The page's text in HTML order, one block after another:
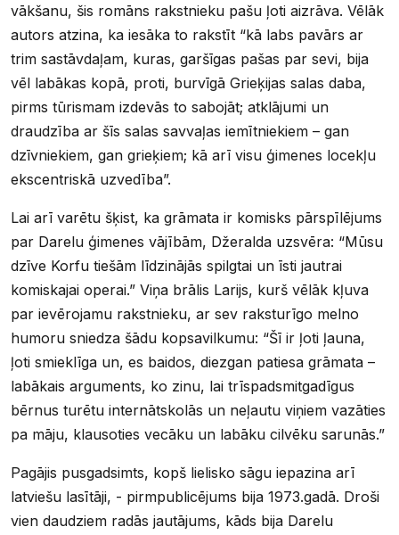
vākšanu, šis romāns rakstnieku pašu ļoti aizrāva. Vēlāk
autors atzina, ka iesāka to rakstīt “kā labs pavārs ar
trim sastāvdaļam, kuras, garšīgas pašas par sevi, bija
vēl labākas kopā, proti, burvīgā Grieķijas salas daba,
pirms tūrismam izdevās to sabojāt; atklājumi un
draudzība ar šīs salas savvaļas iemītniekiem – gan
dzīvniekiem, gan grieķiem; kā arī visu ģimenes locekļu
ekscentriskā uzvedība”.
Lai arī varētu šķist, ka grāmata ir komisks pārspīlējums
par Darelu ģimenes vājībām, Džeralda uzsvēra: “Mūsu
dzīve Korfu tiešām līdzinājās spilgtai un īsti jautrai
komiskajai operai.” Viņa brālis Larijs, kurš vēlāk kļuva
par ievērojamu rakstnieku, ar sev raksturīgo melno
humoru sniedza šādu kopsavilkumu: “Šī ir ļoti ļauna,
ļoti smieklīga un, es baidos, diezgan patiesa grāmata –
labākais arguments, ko zinu, lai trīspadsmitgadīgus
bērnus turētu internātskolās un neļautu viņiem vazāties
pa māju, klausoties vecāku un labāku cilvēku sarunās.”
Pagājis pusgadsimts, kopš lielisko sāgu iepazina arī
latviešu lasītāji, - pirmpublicējums bija 1973.gadā. Droši
vien daudziem radās jautājums, kāds bija Darelu